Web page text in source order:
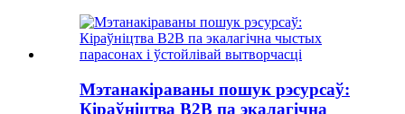
Мэтанакіраваны пошук рэсурсаў:
Кіраўніцтва B2B па экалагічна